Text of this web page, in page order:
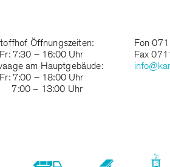
Öffnungszeiten:
7:30 – 16:00 Uhr
am Hauptgebäude:
7:00 – 18:00 Uhr
– 13:00 Uhr
Fon
Fax